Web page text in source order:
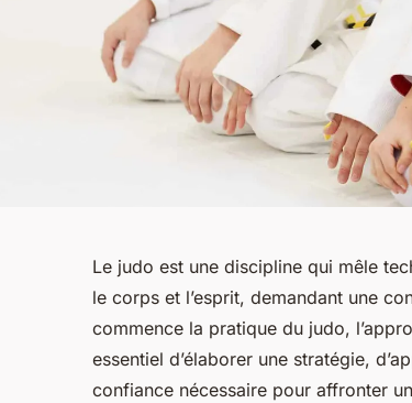
Le judo est une discipline qui mêle
le corps et l’esprit, demandant une
commence la pratique du judo,
essentiel d’élaborer une stratégie,
confiance nécessaire pour affronter